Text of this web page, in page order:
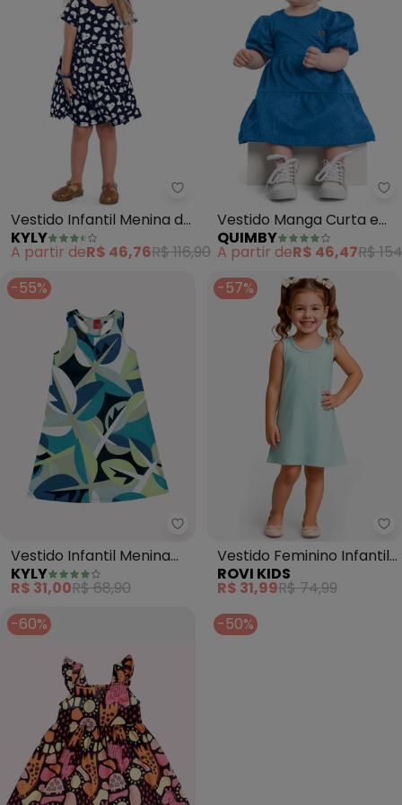
Kyly - Vestido Infantil Menina
Vestido Infantil Menina de
Coração (Marinho)
KYLY
A partir deR$ 46,76R$ 116,90
Vestido Manga Curta e
Faixa de Cabelo (Azul)
QUIMBY
A partir deR$ 46,47R$
-55%
Kyly - Vestido Infantil Menina
Vestido Infantil Menina
Folhas (Azul)
KYLY
R$ 31,00R$ 68,90
-57%
Vestido Feminino Infantil
(Azul)
ROVI KIDS
R$ 31,99R$ 74,99
-60%
-50%